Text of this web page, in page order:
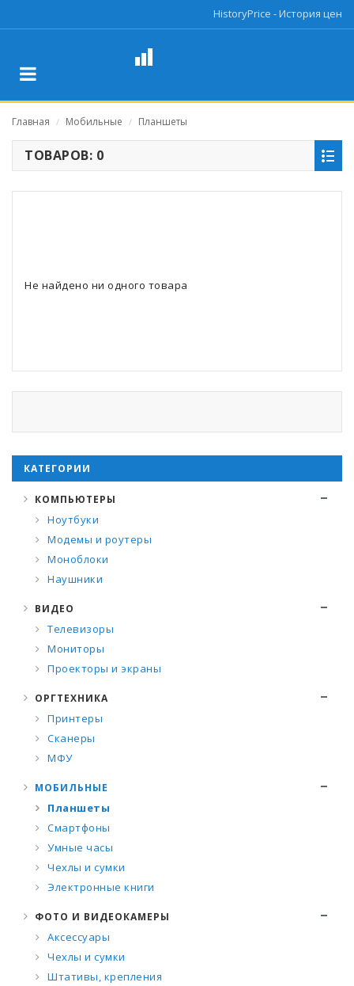
HistoryPrice - История цен
Главная / Мобильные / Планшеты
ТОВАРОВ: 0
Не найдено ни одного товара
КАТЕГОРИИ
КОМПЬЮТЕРЫ
Ноутбуки
Модемы и роутеры
Моноблоки
Наушники
ВИДЕО
Телевизоры
Мониторы
Проекторы и экраны
ОРГТЕХНИКА
Принтеры
Сканеры
МФУ
МОБИЛЬНЫЕ
Планшеты
Смартфоны
Умные часы
Чехлы и сумки
Электронные книги
ФОТО И ВИДЕОКАМЕРЫ
Аксессуары
Чехлы и сумки
Штативы, крепления